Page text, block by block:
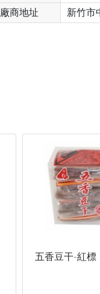
廠商地址 新竹市
五香豆干-紅標